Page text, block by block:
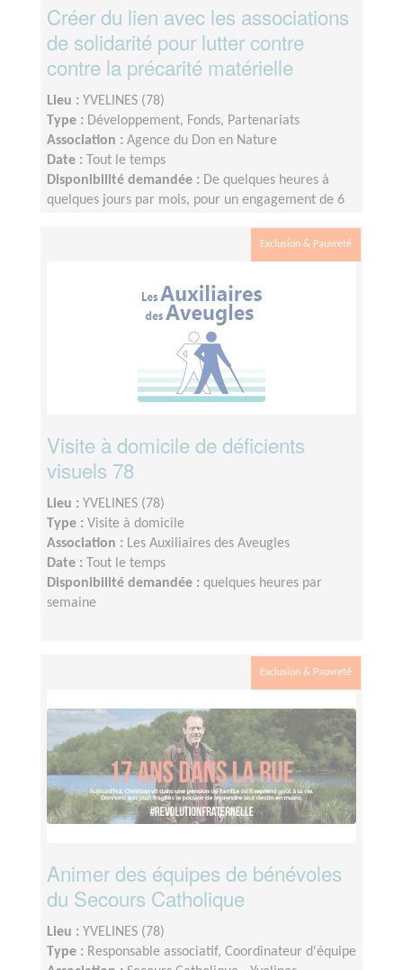
Créer du lien avec les associations
de solidarité pour lutter contre
contre la précarité matérielle
Lieu : YVELINES (78)
Type : Développement, Fonds, Partenariats
Association : Agence du Don en Nature
Date :
Tout le temps
Disponibilité demandée : De quelques heures à
quelques jours par mois, pour un engagement de 6
Exclusion & Pauvreté
Visite à domicile de déficients
visuels 78
Lieu : YVELINES (78)
Type : Visite à domicile
Association : Les Auxiliaires des Aveugles
Date :
Tout le temps
Disponibilité demandée : quelques heures par
semaine
Exclusion & Pauvreté
Animer des équipes de bénévoles
du Secours Catholique
Lieu : YVELINES (78)
Type : Responsable associatif, Coordinateur d'équipe